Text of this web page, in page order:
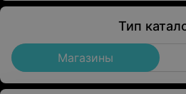
Тип
Магазины